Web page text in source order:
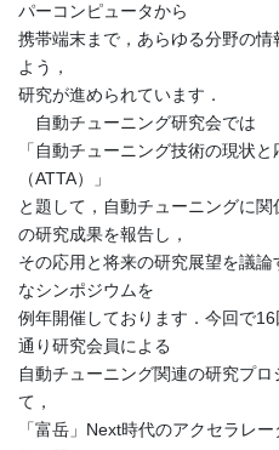
パーコンピュータから
携帯端末まで，あらゆる分野の
よう，
研究が進められています．
自動チューニング研究会では
「自動チューニング技術の現状
（ATTA）」
と題して，自動チューニングに
の研究成果を報告し，
その応用と将来の研究展望を議
なシンポジウムを
例年開催しております．今回で
通り研究会員による
自動チューニング関連の研究プ
て，
「富岳」Next時代のアクセラレ